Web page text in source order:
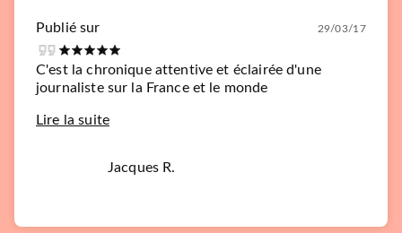
Publié sur 29/03/17
C'est la chronique attentive et éclairée d'une
journaliste sur la France et le monde
Lire la suite
Jacques R.